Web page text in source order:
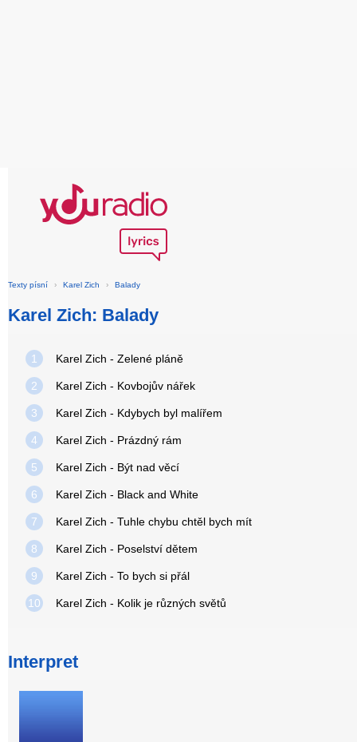
Texty písní › Karel Zich › Balady
Karel Zich: Balady
1 Karel Zich - Zelené pláně
2 Karel Zich - Kovbojův nářek
3 Karel Zich - Kdybych byl malířem
4 Karel Zich - Prázdný rám
5 Karel Zich - Být nad věcí
6 Karel Zich - Black and White
7 Karel Zich - Tuhle chybu chtěl bych mít
8 Karel Zich - Poselství dětem
9 Karel Zich - To bych si přál
10 Karel Zich - Kolik je různých světů
Interpret